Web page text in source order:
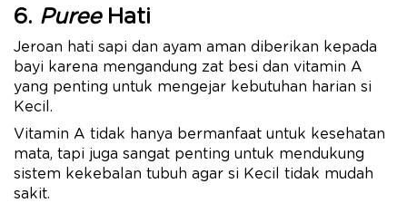
6. PureeHati
Jeroan hati sapi dan ayam aman diberikan kepada
bayi karena mengandung zat besi dan vitamin A
yang penting untuk mengejar kebutuhan harian si
Kecil.
Vitamin A tidak hanya bermanfaat untuk kesehatan
mata, tapi juga sangat penting untuk mendukung
sistem kekebalan tubuh agar si Kecil tidak mudah
sakit.